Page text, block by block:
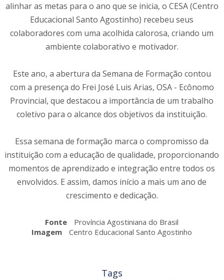
alinhar as metas para o ano que se inicia, o CESA (Centro
Educacional Santo Agostinho) recebeu seus
colaboradores com uma acolhida calorosa, criando um
ambiente colaborativo e motivador.
Este ano, a abertura da Semana de Formação contou
com a presença do Frei José Luis Arias, OSA - Ecônomo
Provincial, que destacou a importância de um trabalho
coletivo para o alcance dos objetivos da instituição.
Essa semana de formação marca o compromisso da
instituição com a educação de qualidade, proporcionando
momentos de aprendizado e integração entre todos os
envolvidos. E assim, damos início a mais um ano de
crescimento e dedicação.
Fonte
Província Agostiniana do Brasil
Imagem
Centro Educacional Santo Agostinho
Tags